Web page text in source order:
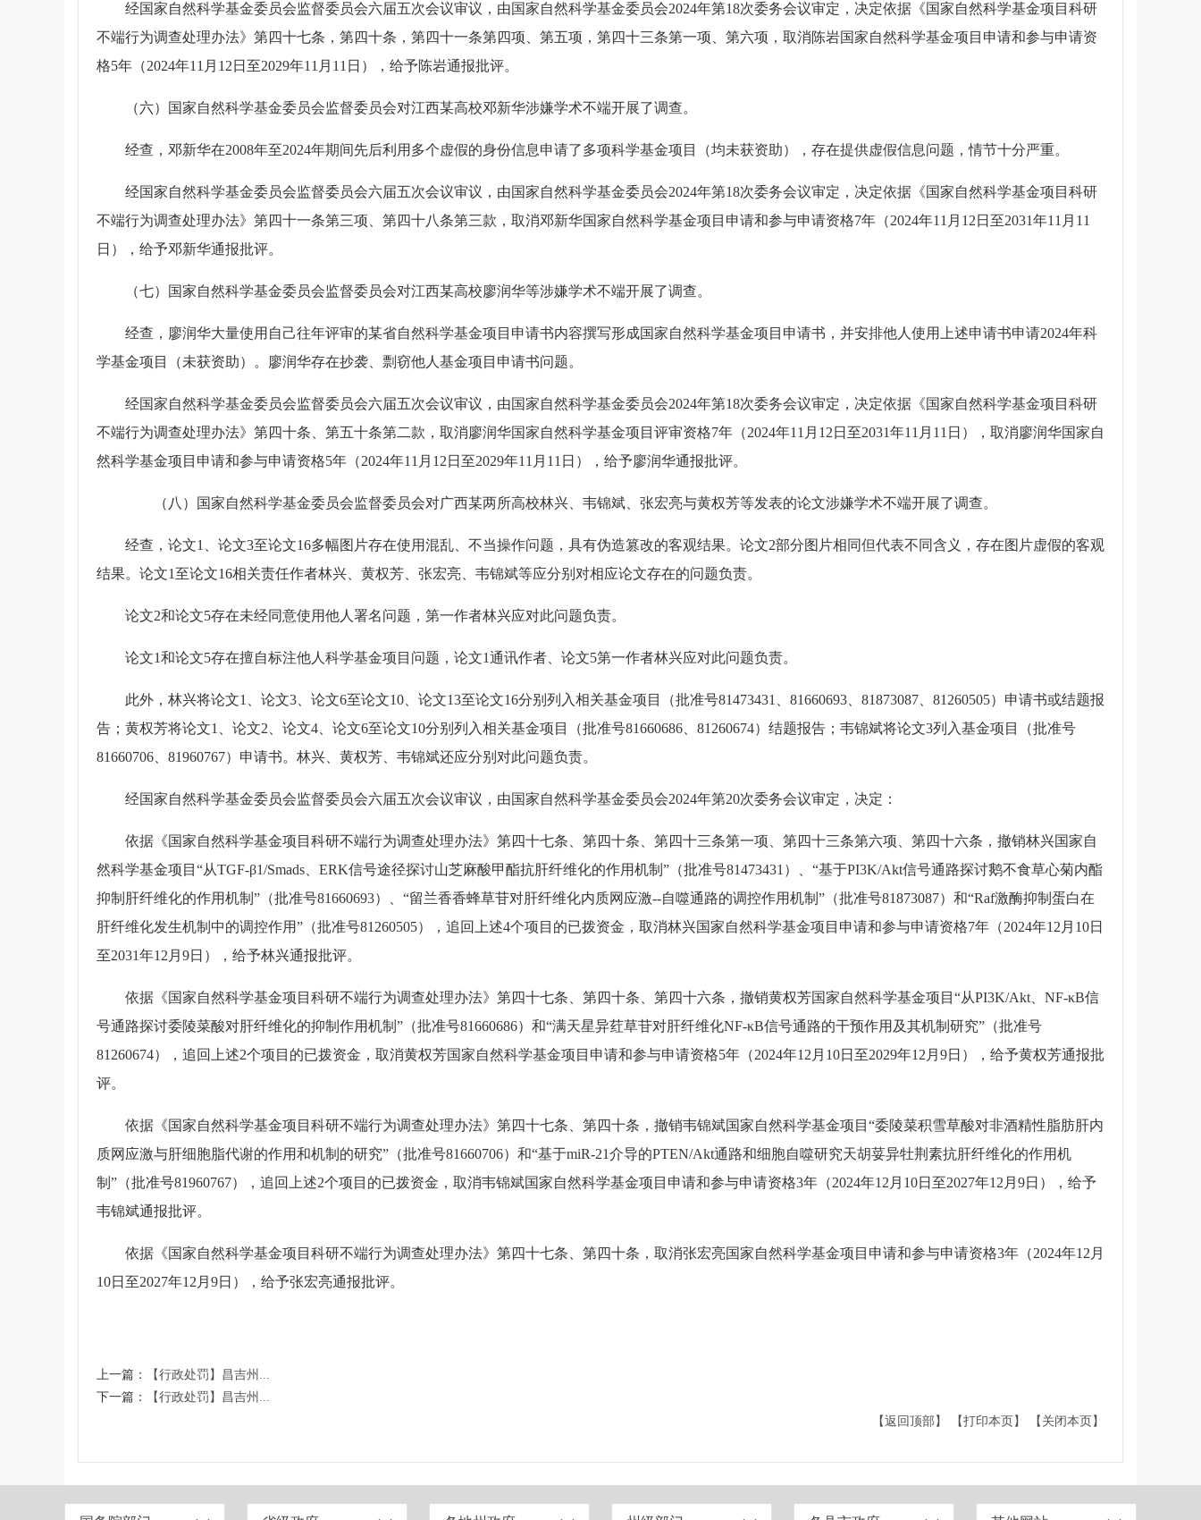
经国家自然科学基金委员会监督委员会六届五次会议审议，由国家自然科学基金委员会2024年第18次委务会议审定，决定依据《国家自然科学基金项目科研
不端行为调查处理办法》第四十七条，第四十条，第四十一条第四项、第五项，第四十三条第一项、第六项，取消陈岩国家自然科学基金项目申请和参与申请资
格5年（2024年11月12日至2029年11月11日），给予陈岩通报批评。
（六） 国家自然科学基金委员会监督委员会对江西某高校邓新华涉嫌学术不端开展了调查。
经查，邓新华在2008年至2024年期间先后利用多个虚假的身份信息申请了多项科学基金项目（均未获资助），存在提供虚假信息问题，情节十分严重。
经国家自然科学基金委员会监督委员会六届五次会议审议，由国家自然科学基金委员会2024年第18次委务会议审定，决定依据《国家自然科学基金项目科研
不端行为调查处理办法》第四十一条第三项、第四十八条第三款，取消邓新华国家自然科学基金项目申请和参与申请资格7年（2024年11月12日至2031年11月11
日），给予邓新华通报批评。
（七） 国家自然科学基金委员会监督委员会对江西某高校廖润华等涉嫌学术不端开展了调查。
经查，廖润华大量使用自己往年评审的某省自然科学基金项目申请书内容撰写形成国家自然科学基金项目申请书，并安排他人使用上述申请书申请2024年科
学基金项目（未获资助）。廖润华存在抄袭、剽窃他人基金项目申请书问题。
经国家自然科学基金委员会监督委员会六届五次会议审议，由国家自然科学基金委员会2024年第18次委务会议审定，决定依据《国家自然科学基金项目科研
不端行为调查处理办法》第四十条、第五十条第二款，取消廖润华国家自然科学基金项目评审资格7年（2024年11月12日至2031年11月11日），取消廖润华国家自
然科学基金项目申请和参与申请资格5年（2024年11月12日至2029年11月11日），给予廖润华通报批评。
（八） 国家自然科学基金委员会监督委员会对广西某两所高校林兴、韦锦斌、张宏亮与黄权芳等发表的论文涉嫌学术不端开展了调查。
经查，论文1、论文3至论文16多幅图片存在使用混乱、不当操作问题，具有伪造篡改的客观结果。论文2部分图片相同但代表不同含义，存在图片虚假的客观
结果。论文1至论文16相关责任作者林兴、黄权芳、张宏亮、韦锦斌等应分别对相应论文存在的问题负责。
论文2和论文5存在未经同意使用他人署名问题，第一作者林兴应对此问题负责。
论文1和论文5存在擅自标注他人科学基金项目问题，论文1通讯作者、论文5第一作者林兴应对此问题负责。
此外，林兴将论文1、论文3、论文6至论文10、论文13至论文16分别列入相关基金项目（批准号81473431、81660693、81873087、81260505）申请书或结题报
告；黄权芳将论文1、论文2、论文4、论文6至论文10分别列入相关基金项目（批准号81660686、81260674）结题报告；韦锦斌将论文3列入基金项目（批准号
81660706、81960767）申请书。林兴、黄权芳、韦锦斌还应分别对此问题负责。
经国家自然科学基金委员会监督委员会六届五次会议审议，由国家自然科学基金委员会2024年第20次委务会议审定，决定：
依据《国家自然科学基金项目科研不端行为调查处理办法》第四十七条、第四十条、第四十三条第一项、第四十三条第六项、第四十六条，撤销林兴国家自
然科学基金项目“从TGF-β1/Smads、ERK信号途径探讨山芝麻酸甲酯抗肝纤维化的作用机制”（批准号81473431）、“基于PI3K/Akt信号通路探讨鹅不食草心菊内酯
抑制肝纤维化的作用机制”（批准号81660693）、“留兰香香蜂草苷对肝纤维化内质网应激--自噬通路的调控作用机制”（批准号81873087）和“Raf激酶抑制蛋白在
肝纤维化发生机制中的调控作用”（批准号81260505），追回上述4个项目的已拨资金，取消林兴国家自然科学基金项目申请和参与申请资格7年（2024年12月10日
至2031年12月9日），给予林兴通报批评。
依据《国家自然科学基金项目科研不端行为调查处理办法》第四十七条、第四十条、第四十六条，撤销黄权芳国家自然科学基金项目“从PI3K/Akt、NF-κB信
号通路探讨委陵菜酸对肝纤维化的抑制作用机制”（批准号81660686）和“满天星异荭草苷对肝纤维化NF-κB信号通路的干预作用及其机制研究”（批准号
81260674），追回上述2个项目的已拨资金，取消黄权芳国家自然科学基金项目申请和参与申请资格5年（2024年12月10日至2029年12月9日），给予黄权芳通报批
评。
依据《国家自然科学基金项目科研不端行为调查处理办法》第四十七条、第四十条，撤销韦锦斌国家自然科学基金项目“委陵菜积雪草酸对非酒精性脂肪肝内
质网应激与肝细胞脂代谢的作用和机制的研究”（批准号81660706）和“基于miR-21介导的PTEN/Akt通路和细胞自噬研究天胡荽异牡荆素抗肝纤维化的作用机
制”（批准号81960767），追回上述2个项目的已拨资金，取消韦锦斌国家自然科学基金项目申请和参与申请资格3年（2024年12月10日至2027年12月9日），给予
韦锦斌通报批评。
依据《国家自然科学基金项目科研不端行为调查处理办法》第四十七条、第四十条，取消张宏亮国家自然科学基金项目申请和参与申请资格3年（2024年12月
10日至2027年12月9日），给予张宏亮通报批评。
上一篇：
【行政处罚】昌吉州...
下一篇：
【行政处罚】昌吉州...
【返回顶部】
【打印本页】 【关闭本页】